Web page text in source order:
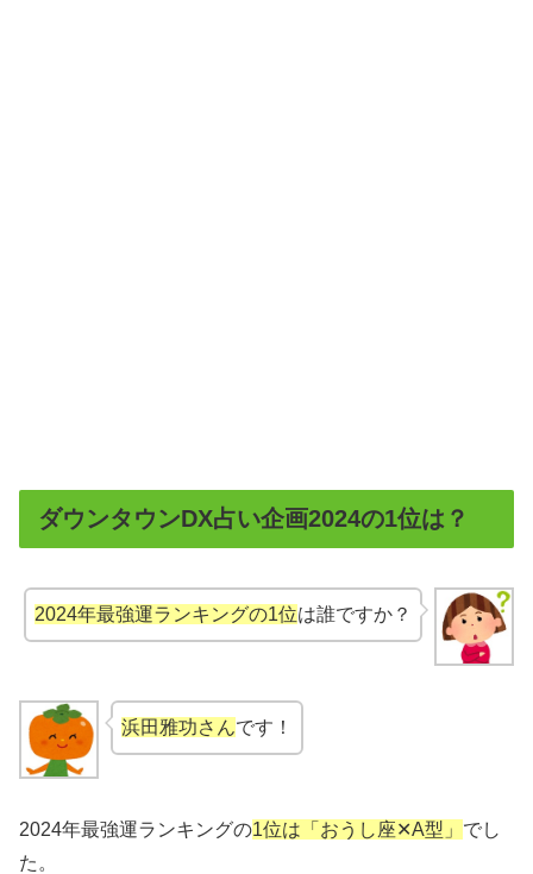
ダウンタウンDX占い企画2024の1位は？
2024年最強運ランキングの1位は誰ですか？
浜田雅功さんです！
2024年最強運ランキングの1位は「おうし座✕A型」 でし
た。